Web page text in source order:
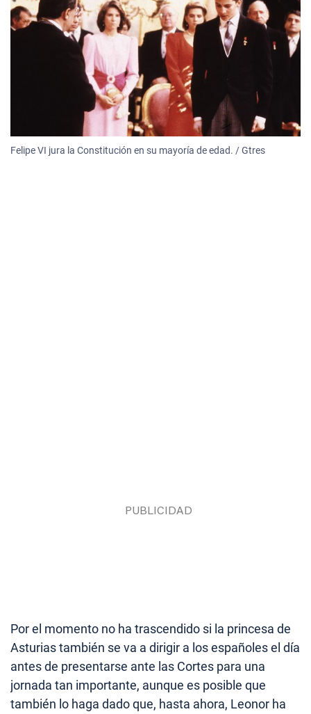
Felipe VI jura la Constitución en su mayoría de edad. / Gtres
Por el momento no ha trascendido si la princesa de
Asturias también se va a dirigir a los españoles el día
antes de presentarse ante las Cortes para una
jornada tan importante, aunque es posible que
también lo haga dado que, hasta ahora, Leonor ha